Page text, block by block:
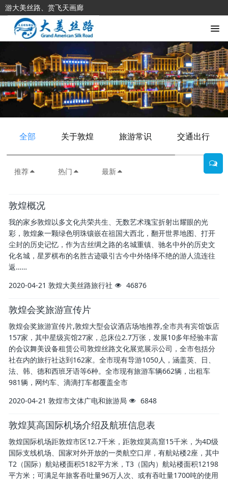
游大美丝路、赏飞天画廊
全部 关于敦煌 旅游常识 交通出行
推荐 热门 最新
敦煌概况
我的家乡敦煌以多文化共荣共生、无数艺术瑰宝折射出耀眼的光
彩，敦煌象一颗绿色明珠镶嵌在祖国大西北，翻开世界地图、打开
尘封的历史记忆，作为古丝绸之路的名城重镇、驰名中外的历史文
化名城，星罗棋布的名胜古迹吸引古今中外络绎不绝的游人流连往
返……
2020-04-21 敦煌大美丝路旅行社 46876
敦煌会奖旅游宣传片
敦煌会奖旅游宣传片,敦煌大型会议酒店场地推荐,全市共有宾馆饭店
157家，其中星级宾馆27家，总床位2.7万张，发展10多年经验丰富
的会议舞美设备租赁公司敦煌丝路文化展览展示公司，全市包括分
社在内的旅行社达到162家。全市现有导游1050人，涵盖英、日、
法、韩、德和西班牙语等6种。全市现有旅游车辆662辆，出租车
981辆，网约车、滴滴打车都覆盖全市
2020-04-21 敦煌市文体广电和旅游局 6848
敦煌莫高国际机场介绍及航班信息表
敦煌国际机场距敦煌市区12.7千米，距敦煌莫高窟15千米，为4D级
国际支线机场、国家对外开放的一类航空口岸，有航站楼2座，其中
T2（国际）航站楼面积5182平方米，T3（国内）航站楼面积12198
平方米；可满足年旅客吞吐量96万人次、或有吞吐量1700吨的使用